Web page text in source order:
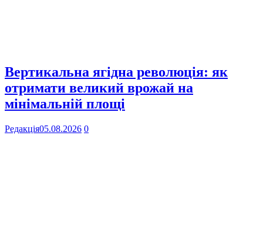
Вертикальна ягідна революція: як
отримати великий врожай на
мінімальній площі
Редакція05.08.2026 0